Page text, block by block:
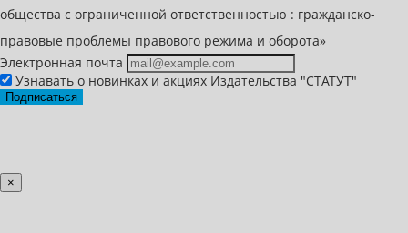
общества с ограниченной ответственностью : гражданско-
правовые проблемы правового режима и оборота»
Электронная почта
Узнавать о новинках и акциях Издательства "СТАТУТ"
Подписаться
×